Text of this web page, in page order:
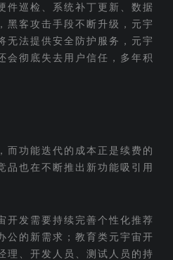
件巡检、系统补丁更新、数据
黑客攻击手段不断升级，元宇
无法提供安全防护服务，元宇
会彻底失去用户信任，多年积
而功能迭代的成本正是续费的
品也在不断推出新功能吸引用
开发需要持续完善个性化推荐
公的新需求；教育类元宇宙开
理、开发人员、测试人员的持